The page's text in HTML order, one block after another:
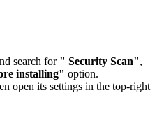
search for " Security Scan",
installing" option.
open its settings in the top-right